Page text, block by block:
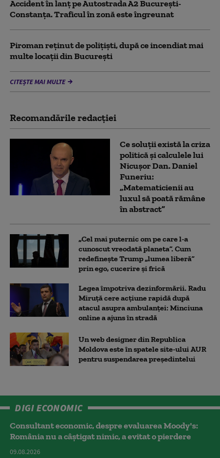
Accident în lanț pe Autostrada A2 București-
Constanța. Traficul în zonă este îngreunat
Piroman reţinut de poliţişti, după ce incendiat mai
multe locaţii din București
CITEȘTE MAI MULTE
Recomandările redacţiei
Ce soluții există la criza
politică și calculele lui
Nicușor Dan. Daniel
Funeriu:
„Matematicienii au
luxul să poată rămâne
în abstract”
„Cel mai puternic om pe care l-a
cunoscut vreodată planeta”. Cum
redefinește Trump „lumea liberă”
prin ego, cucerire și frică
Legea împotriva dezinformării. Radu
Miruță cere acțiune rapidă după
atacul asupra ambulanței: Minciuna
online a ajuns în stradă
Un web designer din Republica
Moldova este în spatele site-ului AUR
pentru suspendarea președintelui
DIGI ECONOMIC
Consultant economic, despre evaluarea Moody's:
România nu a câştigat nimic, a evitat o pierdere
09.08.2026